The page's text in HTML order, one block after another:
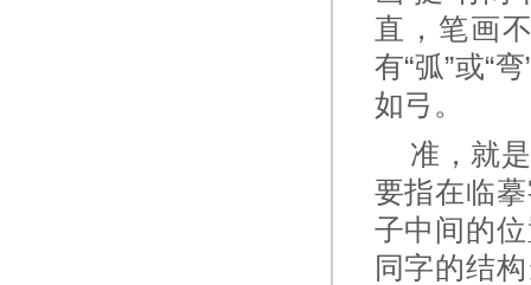
直，笔画
有“弧”或“
如弓。
准，就是
要指在临
子中间的
同字的结